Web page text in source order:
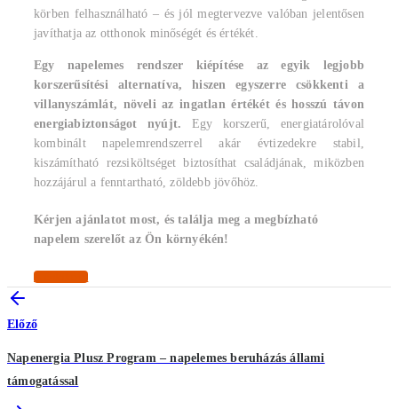
körben felhasználható – és jól megtervezve valóban jelentősen
javíthatja az otthonok minőségét és értékét.
Egy napelemes rendszer kiépítése az egyik legjobb
korszerűsítési alternatíva, hiszen egyszerre csökkenti a
villanyszámlát, növeli az ingatlan értékét és hosszú távon
energiabiztonságot nyújt. Egy korszerű, energiatárolóval
kombinált napelemrendszerrel akár évtizedekre stabil,
kiszámítható rezsiköltséget biztosíthat családjának, miközben
hozzájárul a fenntartható, zöldebb jövőhöz.
Kérjen ajánlatot most, és találja meg a megbízható
napelem szerelőt az Ön környékén!
Ajánlatkérés
Előző
Napenergia Plusz Program – napelemes beruházás állami
támogatással